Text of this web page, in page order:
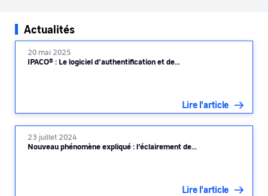
Actualités
20 mai 2025
IPACO® : Le logiciel d’authentification et de…
Lire l'article
23 juillet 2024
Nouveau phénomène expliqué : l’éclairement de…
Lire l'article